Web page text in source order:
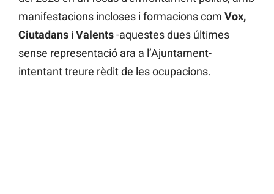
manifestacions incloses i formacions com Vox,
Ciutadans i Valents-aquestes dues últimes
sense representació ara a l’Ajuntament-
intentant treure rèdit de les ocupacions.